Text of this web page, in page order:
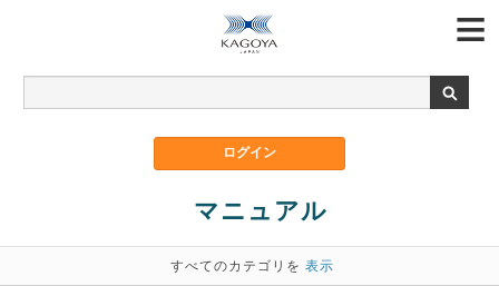
マニュアル
すべてのカテゴリを 表示